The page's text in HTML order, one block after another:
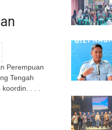
Perempuan
Tengah
. . .